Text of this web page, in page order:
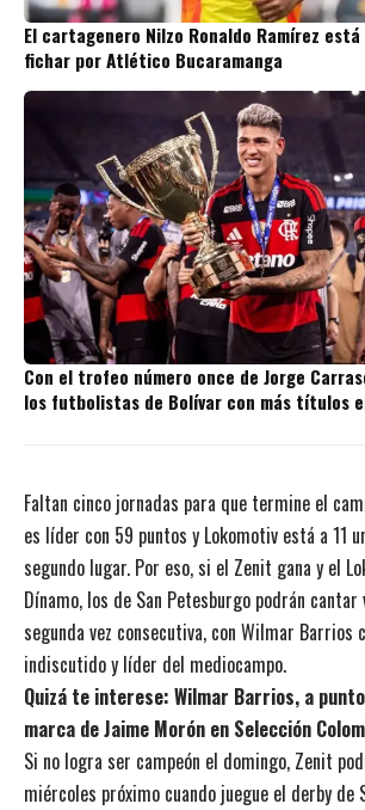
El cartagenero Nilzo Ronaldo Ramírez está
fichar por Atlético Bucaramanga
Con el trofeo número once de Jorge
los futbolistas de Bolívar con más títulos
Faltan cinco jornadas para que termine el
es líder con 59 puntos y Lokomotiv está a 11
segundo lugar. Por eso, si el Zenit gana y el
Dínamo, los de San Petesburgo podrán
segunda vez consecutiva, con Wilmar
indiscutido y líder del mediocampo.
Quizá te interese: Wilmar Barrios, a
marca de Jaime Morón en Selección
Si no logra ser campeón el domingo, Zenit
miércoles próximo cuando juegue el derby de